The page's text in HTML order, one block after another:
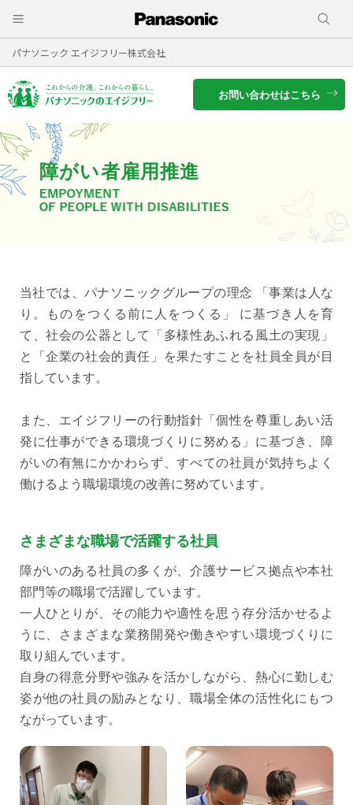
パナソニック エイジフリー株式会社
お問い合わせはこちら
障がい者雇用推進
当社では、パナソニックグループの理念 「事業は人な
り。ものをつくる前に人をつくる」 に基づき人を育
て、社会の公器として「多様性あふれる風土の実現」
と「企業の社会的責任」を果たすことを社員全員が目
指しています。
また、エイジフリーの行動指針「個性を尊重しあい活
発に仕事ができる環境づくりに努める」に基づき、障
がいの有無にかかわらず、すべての社員が気持ちよく
働けるよう職場環境の改善に努めています。
さまざまな職場で活躍する社員
障がいのある社員の多くが、介護サービス拠点や本社
部門等の職場で活躍しています。
一人ひとりが、その能力や適性を思う存分活かせるよ
うに、さまざまな業務開発や働きやすい環境づくりに
取り組んでいます。
自身の得意分野や強みを活かしながら、熱心に勤しむ
姿が他の社員の励みとなり、職場全体の活性化にもつ
ながっています。